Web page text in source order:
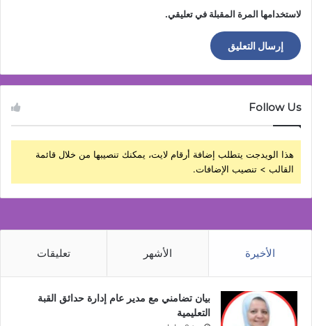
لاستخدامها المرة المقبلة في تعليقي.
Follow Us
هذا الويدجت يتطلب إضافة أرقام لايت، يمكنك تنصيبها من خلال قائمة
القالب > تنصيب الإضافات.
الأخيرة الأشهر تعليقات
بيان تضامني مع مدير عام إدارة حدائق القبة
التعليمية